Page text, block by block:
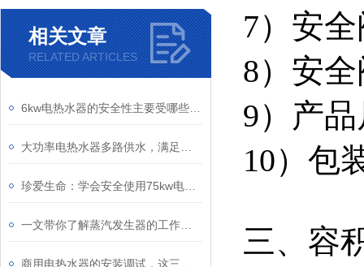
相关文章
RELATED ARTICLES
7）安
8）安
9）产
10）包
三、容